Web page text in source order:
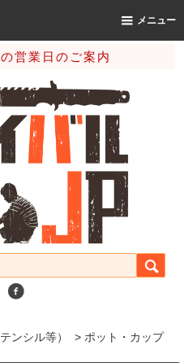
メニュー
営業日のご案内
ンシル等） > ポット・カップ